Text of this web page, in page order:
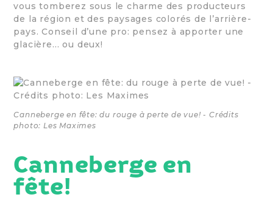
vous tomberez sous le charme des producteurs
de la région et des paysages colorés de l’arrière-
pays. Conseil d’une pro: pensez à apporter une
glacière… ou deux!
Canneberge en fête: du rouge à perte de vue! - Crédits
photo: Les Maximes
Canneberge en
fête!